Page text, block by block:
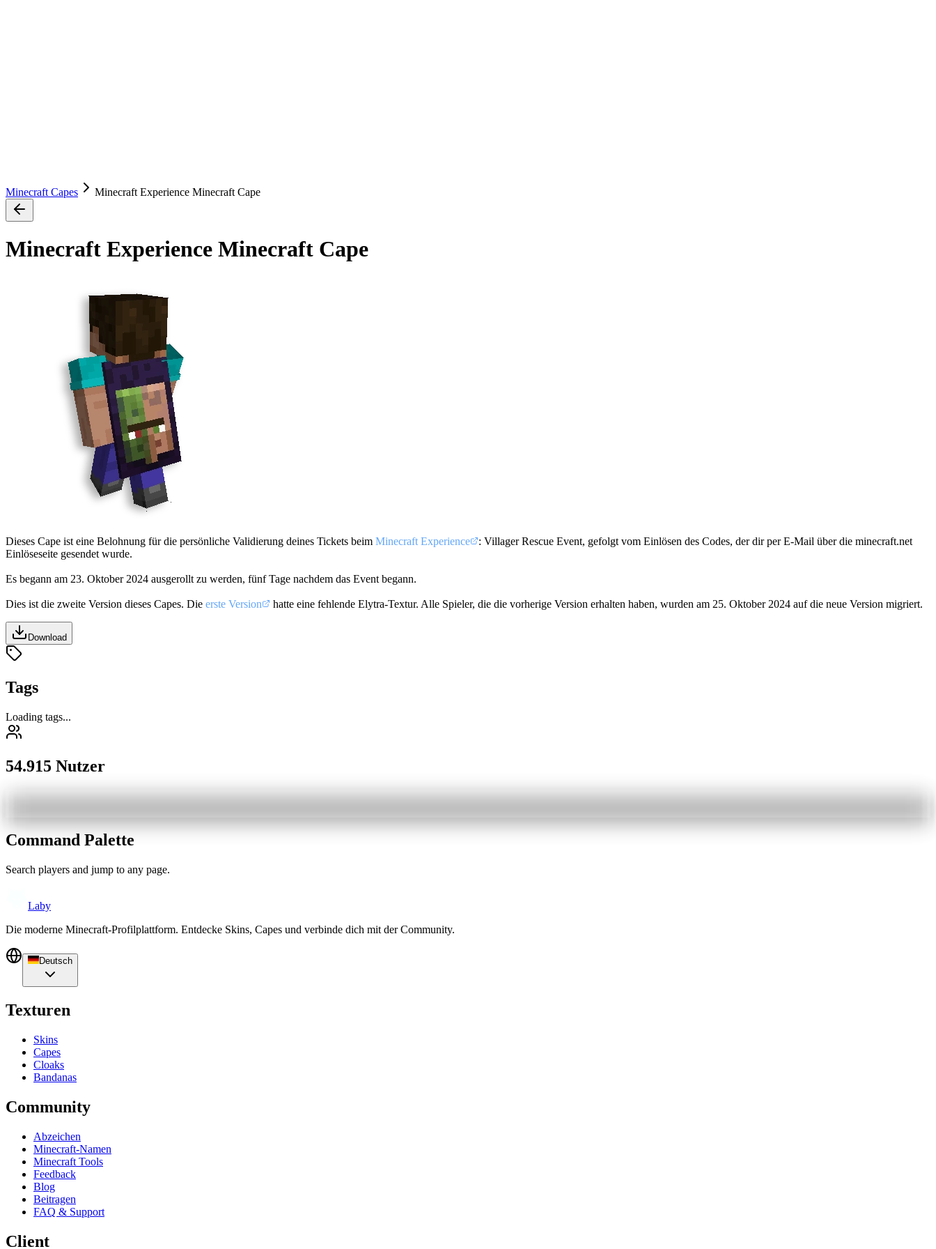
Minecraft Capes Minecraft Experience Minecraft Cape
Minecraft Experience Minecraft Cape
Dieses Cape ist eine Belohnung für die persönliche Validierung deines Tickets beim Minecraft Experience
: Villager Rescue Event, gefolgt vom Einlösen des Codes, der dir per E-Mail über die minecraft.net
Einlöseseite gesendet wurde.
Es begann am 23. Oktober 2024 ausgerollt zu werden, fünf Tage nachdem das Event begann.
Dies ist die zweite Version dieses Capes. Die erste Version hatte eine fehlende Elytra-Textur. Alle Spieler, die die vorherige Version erhalten haben, wurden am 25. Oktober 2024 auf die neue Version migriert.
Download
Tags
Loading tags...
54.915 Nutzer
Command Palette
Search players and jump to any page.
Laby
Die moderne Minecraft-Profilplattform. Entdecke Skins, Capes und verbinde dich mit der Community.
Deutsch
Texturen
Skins
Capes
Cloaks
Bandanas
Community
Abzeichen
Minecraft-Namen
Minecraft Tools
Feedback
Blog
Beitragen
FAQ & Support
Client